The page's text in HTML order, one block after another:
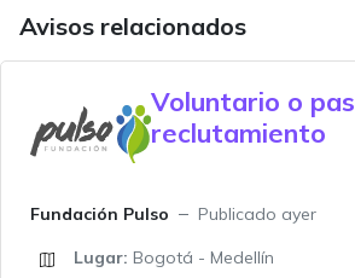
Avisos relacionados
Voluntario o
reclutamiento
Fundación Pulso
Publicado ayer
Lugar: Bogotá - Medellín